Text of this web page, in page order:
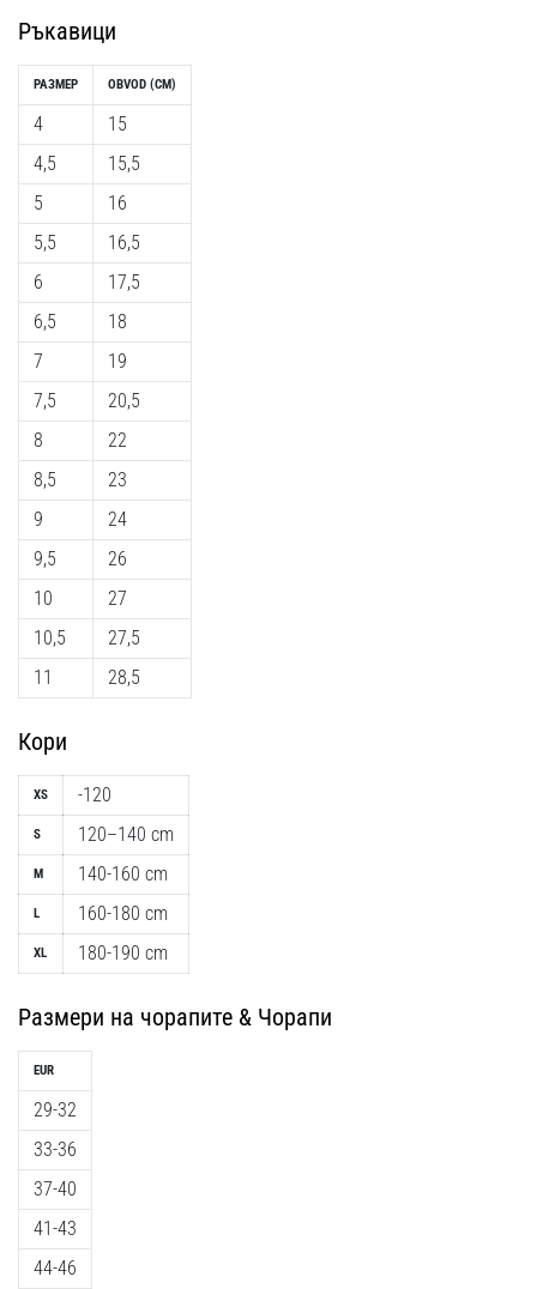
Ръкавици
РАЗМЕР
4
4,5
5
5,5
6
6,5
7
7,5
8
8,5
9
9,5
10
10,5
11
OBVOD (CM)
15
15,5
16
16,5
17,5
18
19
20,5
22
23
24
26
27
27,5
28,5
Кори
XS -120
S 120–140 cm
M 140-160 cm
L 160-180 cm
XL 180-190 cm
Размери на чорапите & Чорапи
EUR
29-32
33-36
37-40
41-43
44-46